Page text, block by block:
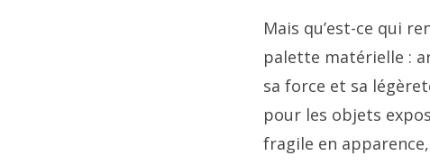
Mais qu’est-ce qui
palette matérielle :
sa force et sa
pour les objets
fragile en